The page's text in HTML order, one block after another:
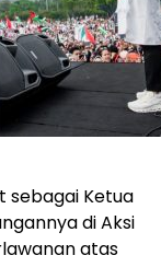
sebagai Ketua
di Aksi
atas